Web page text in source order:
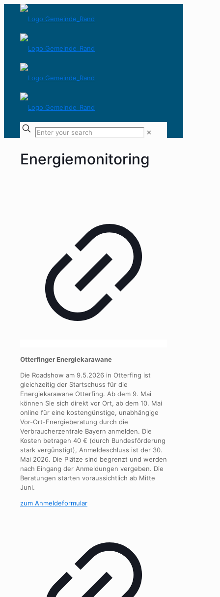
✕
Energiemonitoring
Otterfinger Energiekarawane
Die Roadshow am 9.5.2026 in Otterfing ist
gleichzeitig der Startschuss für die
Energiekarawane Otterfing. Ab dem 9. Mai
können Sie sich direkt vor Ort, ab dem 10. Mai
online für eine kostengünstige, unabhängige
Vor-Ort-Energieberatung durch die
Verbraucherzentrale Bayern anmelden. Die
Kosten betragen 40 € (durch Bundesförderung
stark vergünstigt), Anmeldeschluss ist der 30.
Mai 2026. Die Plätze sind begrenzt und werden
nach Eingang der Anmeldungen vergeben. Die
Beratungen starten voraussichtlich ab Mitte
Juni.
zum Anmeldeformular